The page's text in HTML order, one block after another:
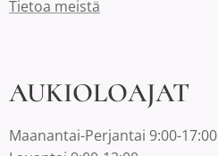
Tietoa meistä
AUKIOLOAJAT
Maanantai-Perjantai 9:00-17:00